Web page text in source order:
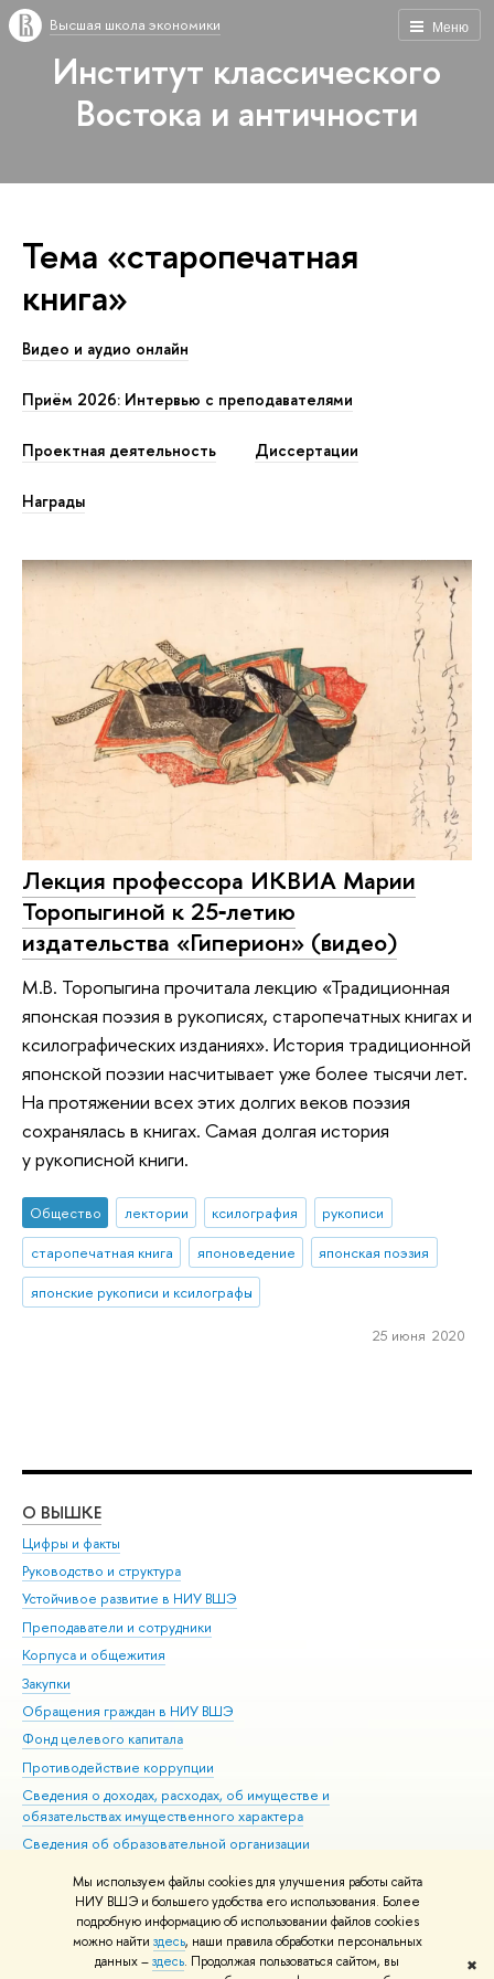
Мы используем файлы cookies для улучшения работы сайта
НИУ ВШЭ и большего удобства его использования. Более
подробную информацию об использовании файлов cookies
можно найти здесь, наши правила обработки персональных
данных –здесь. Продолжая пользоваться сайтом, вы
✖
Меню
Высшая школа экономики
Институт классического
Востока и античности
Тема «старопечатная
книга»
Видео и аудио онлайн
Приём 2026: Интервью с преподавателями
Проектная деятельность Диссертации
Награды
Лекция профессора ИКВИА Марии
Торопыгиной к 25‑летию
издательства «Гиперион» (видео)
М.В. Торопыгина прочитала лекцию «Традиционная
японская поэзия в рукописях, старопечатных книгах и
ксилографических изданиях». История традиционной
японской поэзии насчитывает уже более тысячи лет.
На протяжении всех этих долгих веков поэзия
сохранялась в книгах. Самая долгая история
у рукописной книги.
Общество лектории ксилография
рукописи
старопечатная книга
японоведение
японская поэзия
японские рукописи и ксилографы
25 июня 2020
О ВЫШКЕ
Цифры и факты
Руководство и структура
Устойчивое развитие в НИУ ВШЭ
Преподаватели и сотрудники
Корпуса и общежития
Закупки
Обращения граждан в НИУ ВШЭ
Фонд целевого капитала
Противодействие коррупции
Сведения о доходах, расходах, об имуществе и
обязательствах имущественного характера
Сведения об образовательной организации
Людям с ограниченными возможностями здоровья
Единая платежная страница
Работа в Вышке